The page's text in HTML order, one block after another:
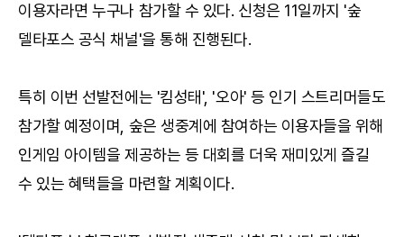
이용자라면 누구나 참가할 수 있다. 신청은 11일까지 '숲
델타포스 공식 채널'을 통해 진행된다.
특히 이번 선발전에는 '킴성태', '오아' 등 인기 스트리머들도
참가할 예정이며, 숲은 생중계에 참여하는 이용자들을 위해
인게임 아이템을 제공하는 등 대회를 더욱 재미있게 즐길
수 있는 혜택들을 마련할 계획이다.